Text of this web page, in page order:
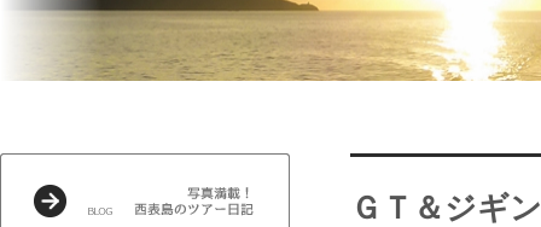
ＧＴ＆ジギ